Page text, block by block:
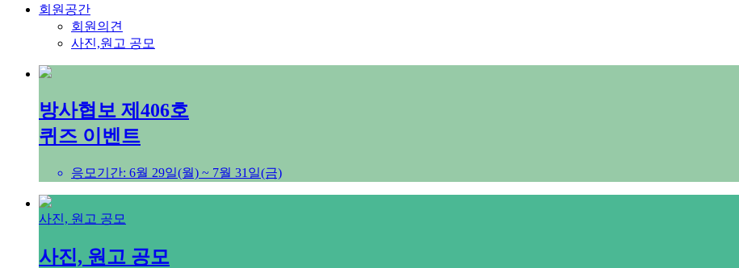
회원공간
회원의견
사진,원고 공모
방사협보 제406호
퀴즈 이벤트
응모기간: 6월 29일(월) ~ 7월 31일(금)
사진, 원고 공모
사진, 원고 공모